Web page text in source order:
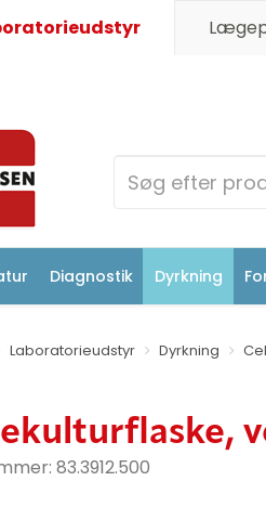
Diagnostik Dyrkning
Laboratorieudstyr Dyrkning
83.3912.500